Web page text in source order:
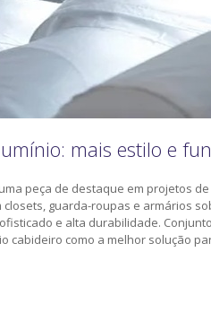
mais estilo e
peça de destaque em projetos
guarda-roupas e armários
e alta durabilidade.
cabideiro como a melhor solução